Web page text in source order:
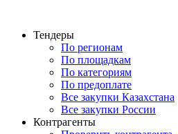
Тендеры
По регионам
По площадкам
По категориям
По предоплате
Все закупки Казахстана
Все закупки России
Контрагенты